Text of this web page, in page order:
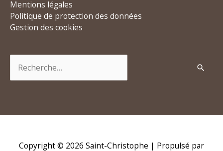
Mentions légales
Politique de protection des données
Gestion des cookies
Copyright © 2026 Saint-Christophe | Propulsé par